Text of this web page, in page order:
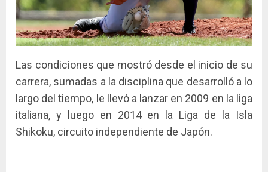
Las condiciones que mostró desde el inicio de su
carrera, sumadas a la disciplina que desarrolló a lo
largo del tiempo, le llevó a lanzar en 2009 en la liga
italiana, y luego en 2014 en la Liga de la Isla
Shikoku, circuito independiente de Japón.